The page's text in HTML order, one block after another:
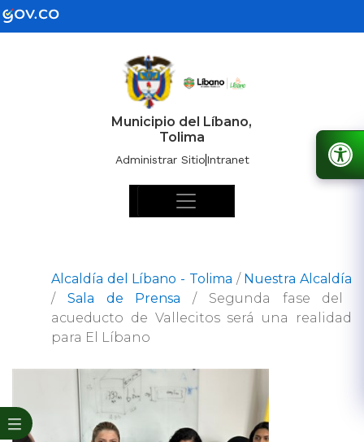
Municipio del Líbano,
Tolima
Administrar SitioIntranet
Alcaldía del Líbano - Tolima / Nuestra Alcaldía
/ Sala de Prensa / Segunda fase del
acueducto de Vallecitos será una realidad
para El Líbano